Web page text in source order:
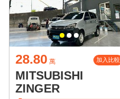
28.80 萬 加入比較
MITSUBISHI
ZINGER